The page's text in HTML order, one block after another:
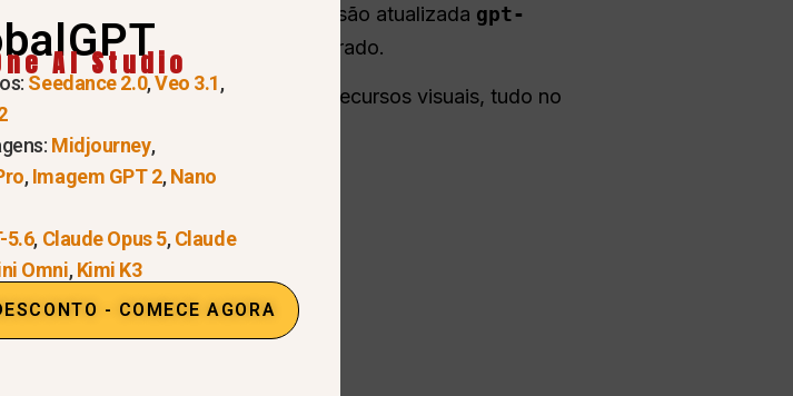
alimentado por (e a versão atualizada gpt-
plug-ins ou usar um site separado.
texto, ver imagens e gerar recursos visuais, tudo no
AI Studio
Seedance 2.0,Veo 3.1,
Midjourney,
,Imagem GPT 2,Nano
5.6, Claude Opus 5,Claude
Omni,Kimi K3
- COMECE AGORA